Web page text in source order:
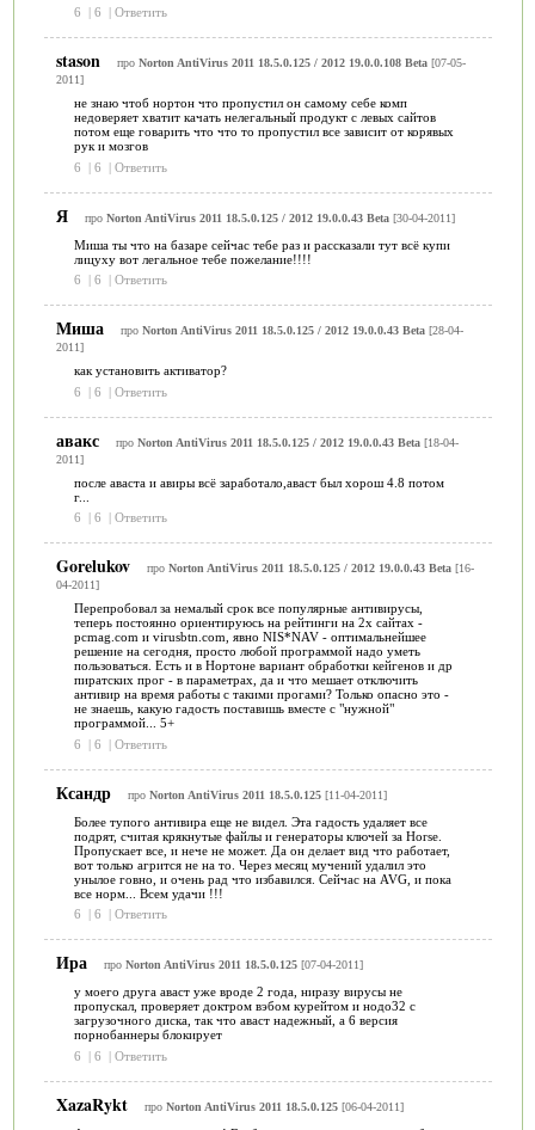
6
| 6 | Ответить
stason про Norton AntiVirus 2011 18.5.0.125 / 2012 19.0.0.108 Beta[07-05-
2011]
не знаю чтоб нортон что пропустил он самому себе комп
недоверяет хватит качать нелегальный продукт с левых сайтов
потом еще говарить что что то пропустил все зависит от корявых
рук и мозгов
6
| 6 | Ответить
Я про Norton AntiVirus 2011 18.5.0.125 / 2012 19.0.0.43 Beta[30-04-2011]
Миша ты что на базаре сейчас тебе раз и рассказали тут всё купи
лицуху вот легальное тебе пожелание!!!!
6
| 6 | Ответить
Миша про Norton AntiVirus 2011 18.5.0.125 / 2012 19.0.0.43 Beta[28-04-
2011]
как установить активатор?
6
| 6 | Ответить
авакс про Norton AntiVirus 2011 18.5.0.125 / 2012 19.0.0.43 Beta[18-04-
2011]
после аваста и авиры всё заработало,аваст был хорош 4.8 потом
г...
6
| 6 | Ответить
Gorelukov про Norton AntiVirus 2011 18.5.0.125 / 2012 19.0.0.43 Beta[16-
04-2011]
Перепробовал за немалый срок все популярные антивирусы,
теперь постоянно ориентируюсь на рейтинги на 2х сайтах -
pcmag.com и virusbtn.com, явно NIS*NAV - оптимальнейшее
решение на сегодня, просто любой программой надо уметь
пользоваться. Есть и в Нортоне вариант обработки кейгенов и др
пиратских прог - в параметрах, да и что мешает отключить
антивир на время работы с такими прогами? Только опасно это -
не знаешь, какую гадость поставишь вместе с "нужной"
программой... 5+
6
| 6 | Ответить
Ксандр про Norton AntiVirus 2011 18.5.0.125[11-04-2011]
Более тупого антивира еще не видел. Эта гадость удаляет все
подрят, считая крякнутые файлы и генераторы ключей за Horse.
Пропускает все, и нече не может. Да он делает вид что работает,
вот только агрится не на то. Через месяц мучений удалил это
унылое говно, и очень рад что избавился. Сейчас на AVG, и пока
все норм... Всем удачи !!!
6
| 6 | Ответить
Ира про Norton AntiVirus 2011 18.5.0.125[07-04-2011]
у моего друга аваст уже вроде 2 года, ниразу вирусы не
пропускал, проверяет доктром вэбом курейтом и нодо32 с
загрузочного диска, так что аваст надежный, а 6 версия
порнобаннеры блокирует
6
| 6 | Ответить
XazaRykt про Norton AntiVirus 2011 18.5.0.125[06-04-2011]